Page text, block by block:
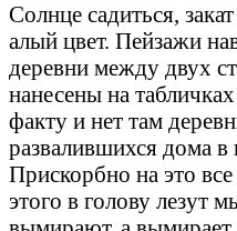
Солнце садиться,
алый цвет. Пейзажи
деревни между двух
нанесены на
факту и нет там
развалившихся дома в
Прискорбно на это
этого в голову лезут